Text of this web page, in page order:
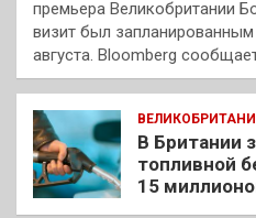
премьера Великобритании
визит был
августа. Bloomberg
В Британии
топливной
15